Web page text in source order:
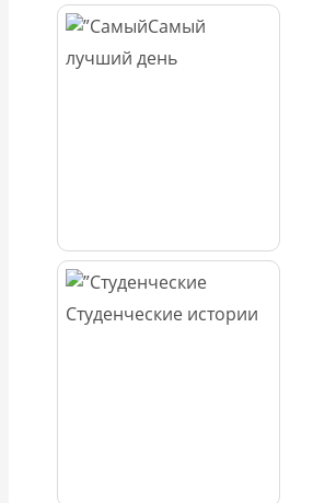
Самый
лучший день
Студенческие истории